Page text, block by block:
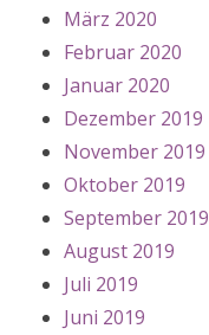
März 2020
Februar 2020
Januar 2020
Dezember 2019
November 2019
Oktober 2019
September 2019
August 2019
Juli 2019
Juni 2019